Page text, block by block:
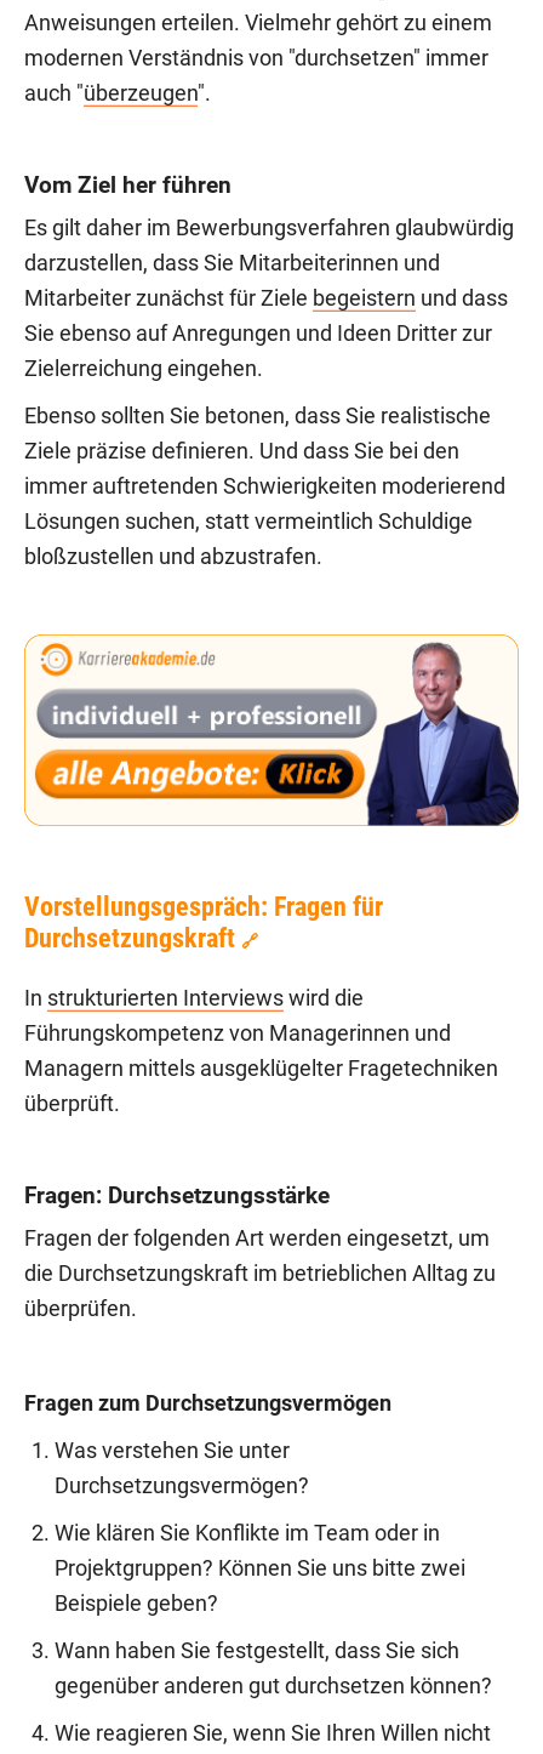
Anweisungen erteilen. Vielmehr gehört zu einem
modernen Verständnis von "durchsetzen" immer
auch "überzeugen".
Vom Ziel her führen
Es gilt daher im Bewerbungsverfahren glaubwürdig
darzustellen, dass Sie Mitarbeiterinnen und
Mitarbeiter zunächst für Ziele begeistern und dass
Sie ebenso auf Anregungen und Ideen Dritter zur
Zielerreichung eingehen.
Ebenso sollten Sie betonen, dass Sie realistische
Ziele präzise definieren. Und dass Sie bei den
immer auftretenden Schwierigkeiten moderierend
Lösungen suchen, statt vermeintlich Schuldige
bloßzustellen und abzustrafen.
Vorstellungsgespräch: Fragen für
Durchsetzungskraft 🔗
In strukturierten Interviews wird die
Führungskompetenz von Managerinnen und
Managern mittels ausgeklügelter Fragetechniken
überprüft.
Fragen: Durchsetzungsstärke
Fragen der folgenden Art werden eingesetzt, um
die Durchsetzungskraft im betrieblichen Alltag zu
überprüfen.
Fragen zum Durchsetzungsvermögen
Was verstehen Sie unter
Durchsetzungsvermögen?
Wie klären Sie Konflikte im Team oder in
Projektgruppen? Können Sie uns bitte zwei
Beispiele geben?
Wann haben Sie festgestellt, dass Sie sich
gegenüber anderen gut durchsetzen können?
Wie reagieren Sie, wenn Sie Ihren Willen nicht